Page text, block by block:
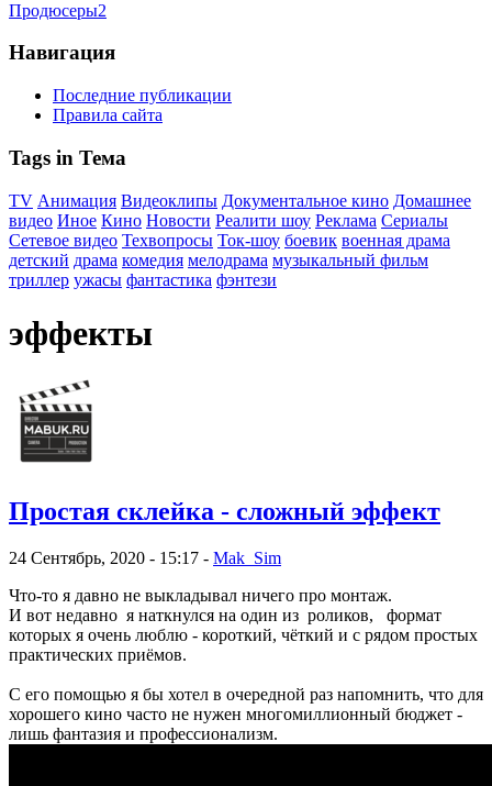
Продюсеры2
Навигация
Последние публикации
Правила сайта
Tags in Тема
TV Анимация Видеоклипы Документальное кино Домашнее
видео Иное Кино Новости Реалити шоу Реклама Сериалы
Сетевое видео Техвопросы Ток-шоу боевик военная драма
детский драма комедия мелодрама музыкальный фильм
триллер ужасы фантастика фэнтези
эффекты
Простая склейка - сложный эффект
24 Сентябрь, 2020 - 15:17 - Mak_Sim
Что-то я давно не выкладывал ничего про монтаж.
И вот недавно я наткнулся на один из роликов, формат
которых я очень люблю - короткий, чёткий и с рядом простых
практических приёмов.
С его помощью я бы хотел в очередной раз напомнить, что для
хорошего кино часто не нужен многомиллионный бюджет -
лишь фантазия и профессионализм.